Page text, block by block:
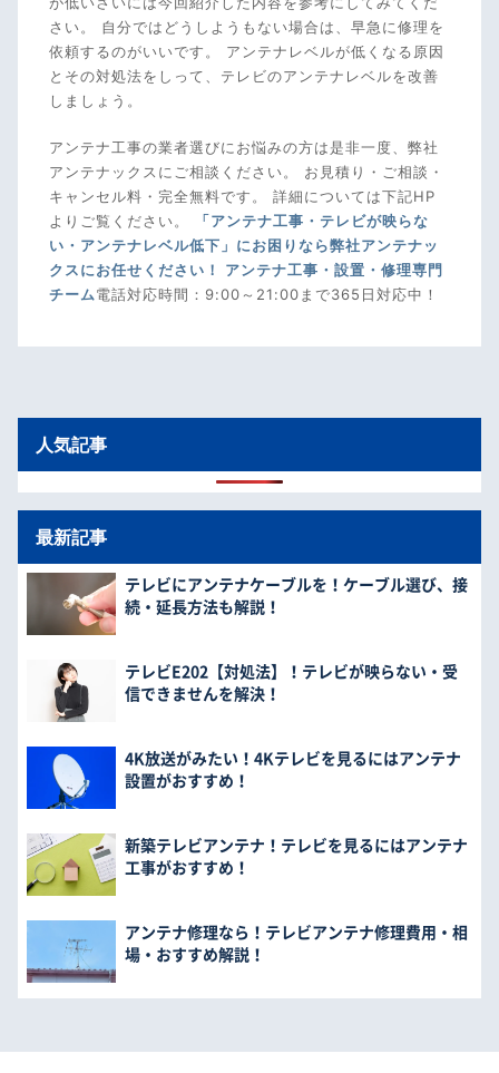
さい。 自分ではどうしようもない場合は、早急に修理を
依頼するのがいいです。 アンテナレベルが低くなる原因
とその対処法をしって、テレビのアンテナレベルを改善
しましょう。
アンテナ工事の業者選びにお悩みの方は是非一度、弊社
アンテナックスにご相談ください。 お見積り・ご相談・
キャンセル料・完全無料です。 詳細については下記HP
よりご覧ください。
「アンテナ工事・テレビが映らな
い・アンテナレベル低下」にお困りなら弊社アンテナッ
クスにお任せください！ アンテナ工事・設置・修理専門
チーム電話対応時間：9:00～21:00まで365日対応中！
人気記事
最新記事
テレビにアンテナケーブルを！ケーブル選び、接
続・延長方法も解説！
テレビE202【対処法】！テレビが映らない・受
信できませんを解決！
4K放送がみたい！4Kテレビを見るにはアンテナ
設置がおすすめ！
新築テレビアンテナ！テレビを見るにはアンテナ
工事がおすすめ！
アンテナ修理なら！テレビアンテナ修理費用・相
場・おすすめ解説！